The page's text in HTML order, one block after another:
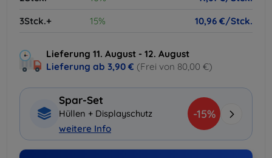
3Stck.+
15% 10,96 €/Stck.
Lieferung 11. August - 12. August
Lieferung ab 3,90 € (Frei von 80,00 €)
Spar-Set
Hüllen + Displayschutz
weitere Info
-15%